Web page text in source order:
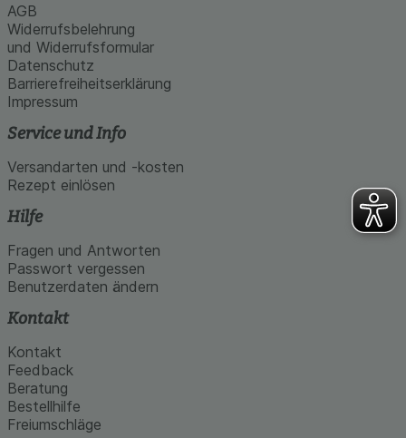
AGB
Widerrufsbelehrung
und Widerrufsformular
Datenschutz
Barrierefreiheitserklärung
Impressum
Service und Info
Versandarten und -kosten
Rezept einlösen
Hilfe
Fragen und Antworten
Passwort vergessen
Benutzerdaten ändern
Kontakt
Kontakt
Feedback
Beratung
Bestellhilfe
Freiumschläge